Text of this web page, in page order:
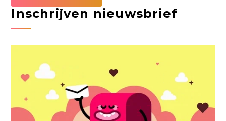
Inschrijven nieuwsbrief